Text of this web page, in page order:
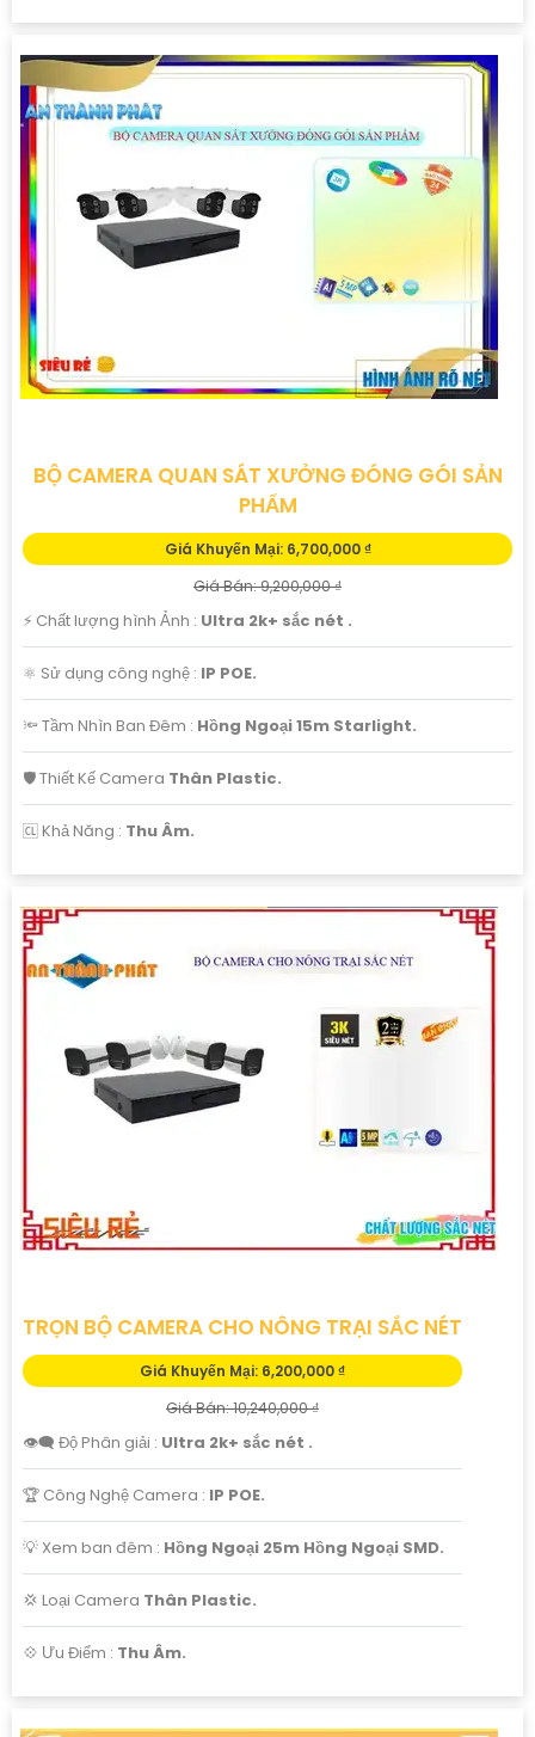
BỘ CAMERA QUAN SÁT XƯỞNG ĐÓNG GÓI SẢN
PHẨM
Giá Khuyến Mại: 6,700,000 ₫
Giá Bán: 9,200,000 ₫
️⚡ Chất lượng hình Ảnh : Ultra 2k+ sắc nét .
⚛️ Sử dụng công nghệ : IP POE.
🔦 Tầm Nhìn Ban Đêm : Hồng Ngoại 15m Starlight.
🛡 Thiết Kế Camera Thân Plastic.
️🆑 Khả Năng : Thu Âm.
TRỌN BỘ CAMERA CHO NÔNG TRẠI SẮC NÉT
Giá Khuyến Mại: 6,200,000 ₫
Giá Bán: 10,240,000 ₫
👁️‍🗨 Độ Phân giải : Ultra 2k+ sắc nét .
🏆 Công Nghệ Camera : IP POE.
💡 Xem ban đêm : Hồng Ngoại 25m Hồng Ngoại SMD.
💢 Loại Camera Thân Plastic.
️💠 Ưu Điểm : Thu Âm.